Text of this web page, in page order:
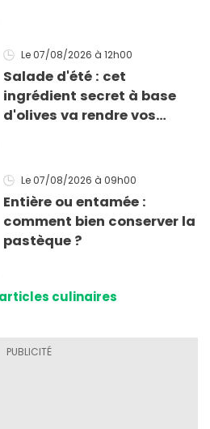
Le 07/08/2026 à 12h00
Salade d'été : cet
ingrédient secret à base
d'olives va rendre vos
Le 07/08/2026 à 09h00
Entière ou entamée :
comment bien conserver la
pastèque ?
culinaires